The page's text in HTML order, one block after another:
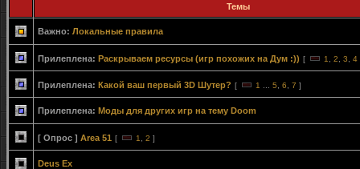
Темы
Важно: Локальные правила
Прилеплена: Раскрываем ресурсы (игр похожих на Дум :)) [ 1 2 3 4
Прилеплена: Какой ваш первый 3D Шутер? [ 1 5 6 7 ]
Прилеплена: Моды для других игр на тему Doom
[ Опрос ] Area 51 [ 1 2 ]
Deus Ex